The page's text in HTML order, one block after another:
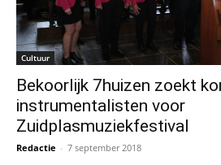
Cultuur
Bekoorlijk 7huizen zoekt
instrumentalisten voor
Zuidplasmuziekfestival
Redactie - 7 september 2018